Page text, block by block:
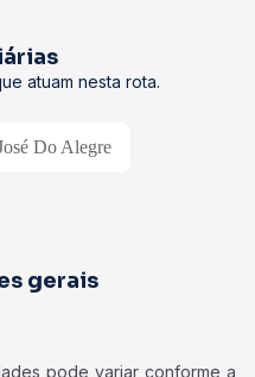
atuam nesta rota.
Do Alegre
gerais
pode variar conforme a